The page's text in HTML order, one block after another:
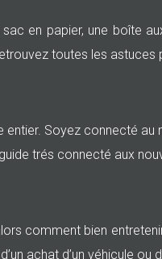
en papier, une boîte
toutes les astuces
entier. Soyez connecté au
trés connecté aux
comment bien
achat d’un véhicule ou